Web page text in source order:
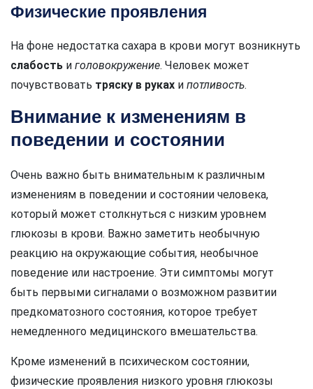
Физические проявления
На фоне недостатка сахара в крови могут возникнуть
слабость и головокружение. Человек может
почувствовать тряску в руках и потливость.
Внимание к изменениям в
поведении и состоянии
Очень важно быть внимательным к различным
изменениям в поведении и состоянии человека,
который может столкнуться с низким уровнем
глюкозы в крови. Важно заметить необычную
реакцию на окружающие события, необычное
поведение или настроение. Эти симптомы могут
быть первыми сигналами о возможном развитии
предкоматозного состояния, которое требует
немедленного медицинского вмешательства.
Кроме изменений в психическом состоянии,
физические проявления низкого уровня глюкозы